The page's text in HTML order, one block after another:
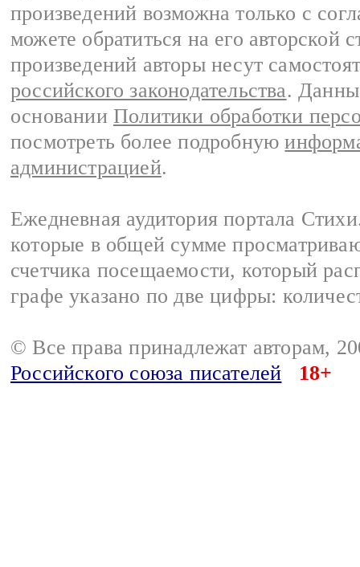
произведений возможна только с
можете обратиться на его авторской
произведений авторы несут
российского законодательства.
основании Политики обработки
посмотреть более подробную
администрацией.
Ежедневная аудитория портала
которые в общей сумме
счетчика посещаемости, который
графе указано по две цифры:
© Все права принадлежат авторам,
Российского союза писателей
18+